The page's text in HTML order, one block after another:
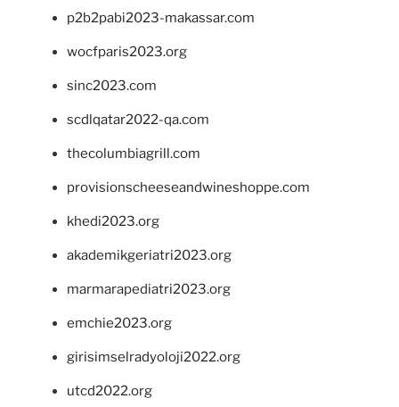
p2b2pabi2023-makassar.com
wocfparis2023.org
sinc2023.com
scdlqatar2022-qa.com
thecolumbiagrill.com
provisionscheeseandwineshoppe.com
khedi2023.org
akademikgeriatri2023.org
marmarapediatri2023.org
emchie2023.org
girisimselradyoloji2022.org
utcd2022.org